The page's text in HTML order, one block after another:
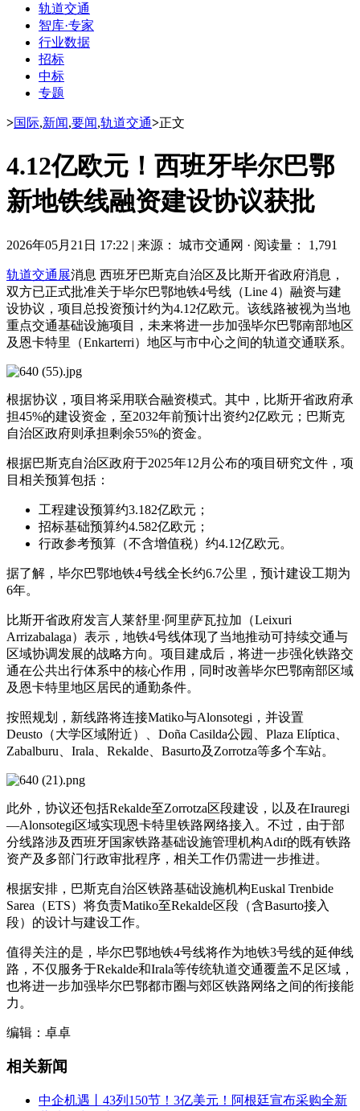
轨道交通
智库·专家
行业数据
招标
中标
专题
>国际,新闻,要闻,轨道交通>正文
4.12亿欧元！西班牙毕尔巴鄂
新地铁线融资建设协议获批
2026年05月21日 17:22 | 来源： 城市交通网 · 阅读量： 1,791
轨道交通展消息 西班牙巴斯克自治区及比斯开省政府消息，
双方已正式批准关于毕尔巴鄂地铁4号线（Line 4）融资与建
设协议，项目总投资预计约为4.12亿欧元。该线路被视为当地
重点交通基础设施项目，未来将进一步加强毕尔巴鄂南部地区
及恩卡特里（Enkarterri）地区与市中心之间的轨道交通联系。
根据协议，项目将采用联合融资模式。其中，比斯开省政府承
担45%的建设资金，至2032年前预计出资约2亿欧元；巴斯克
自治区政府则承担剩余55%的资金。
根据巴斯克自治区政府于2025年12月公布的项目研究文件，项
目相关预算包括：
工程建设预算约3.182亿欧元；
招标基础预算约4.582亿欧元；
行政参考预算（不含增值税）约4.12亿欧元。
据了解，毕尔巴鄂地铁4号线全长约6.7公里，预计建设工期为
6年。
比斯开省政府发言人莱舒里·阿里萨瓦拉加（Leixuri
Arrizabalaga）表示，地铁4号线体现了当地推动可持续交通与
区域协调发展的战略方向。项目建成后，将进一步强化铁路交
通在公共出行体系中的核心作用，同时改善毕尔巴鄂南部区域
及恩卡特里地区居民的通勤条件。
按照规划，新线路将连接Matiko与Alonsotegi，并设置
Deusto（大学区域附近）、Doña Casilda公园、Plaza Elíptica、
Zabalburu、Irala、Rekalde、Basurto及Zorrotza等多个车站。
此外，协议还包括Rekalde至Zorrotza区段建设，以及在Irauregi
—Alonsotegi区域实现恩卡特里铁路网络接入。不过，由于部
分线路涉及西班牙国家铁路基础设施管理机构Adif的既有铁路
资产及多部门行政审批程序，相关工作仍需进一步推进。
根据安排，巴斯克自治区铁路基础设施机构Euskal Trenbide
Sarea（ETS）将负责Matiko至Rekalde区段（含Basurto接入
段）的设计与建设工作。
值得关注的是，毕尔巴鄂地铁4号线将作为地铁3号线的延伸线
路，不仅服务于Rekalde和Irala等传统轨道交通覆盖不足区域，
也将进一步加强毕尔巴鄂都市圈与郊区铁路网络之间的衔接能
力。
编辑：卓卓
相关新闻
中企机遇丨43列150节！3亿美元！阿根廷宣布采购全新